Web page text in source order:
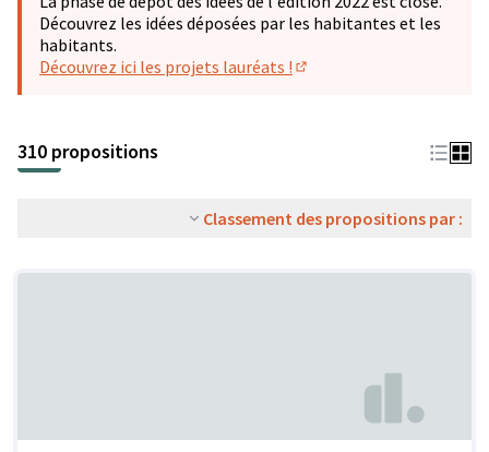
Découvrez les idées déposées par les habitantes et les
habitants.
Découvrez ici les projets lauréats !
310 propositions
Classement des propositions par :